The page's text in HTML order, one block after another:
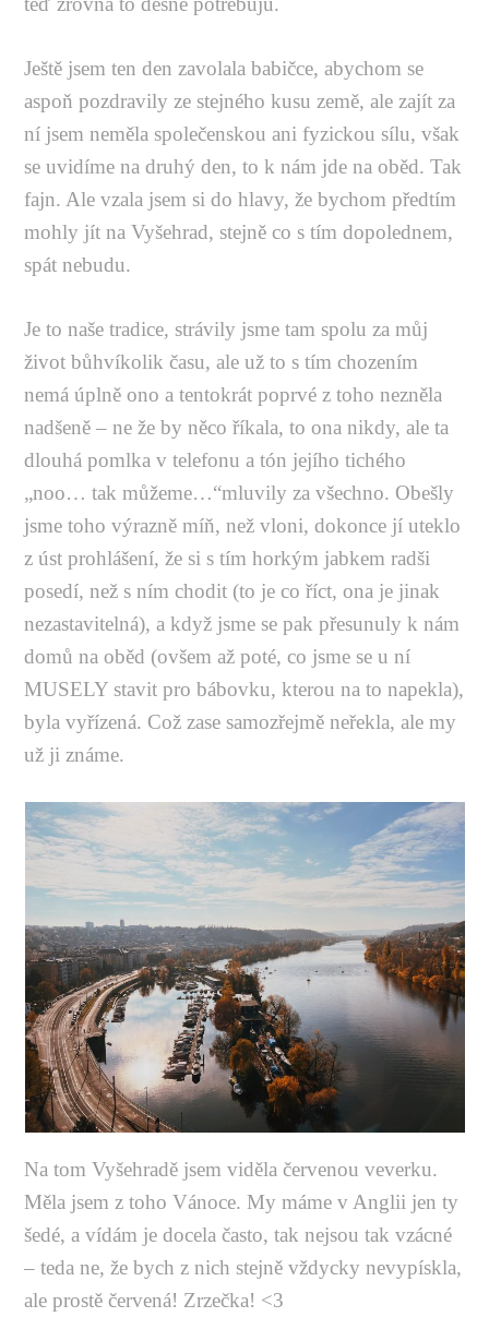
Ještě jsem ten den zavolala babičce, abychom se
aspoň pozdravily ze stejného kusu země, ale zajít za
ní jsem neměla společenskou ani fyzickou sílu, však
se uvidíme na druhý den, to k nám jde na oběd. Tak
fajn. Ale vzala jsem si do hlavy, že bychom předtím
mohly jít na Vyšehrad, stejně co s tím dopolednem,
spát nebudu.
Je to naše tradice, strávily jsme tam spolu za můj
život bůhvíkolik času, ale už to s tím chozením
nemá úplně ono a tentokrát poprvé z toho nezněla
nadšeně – ne že by něco říkala, to ona nikdy, ale ta
dlouhá pomlka v telefonu a tón jejího tichého
„noo… tak můžeme…“mluvily za všechno. Obešly
jsme toho výrazně míň, než vloni, dokonce jí uteklo
z úst prohlášení, že si s tím horkým jabkem radši
posedí, než s ním chodit (to je co říct, ona je jinak
nezastavitelná), a když jsme se pak přesunuly k nám
domů na oběd (ovšem až poté, co jsme se u ní
MUSELY stavit pro bábovku, kterou na to napekla),
byla vyřízená. Což zase samozřejmě neřekla, ale my
už ji známe.
Na tom Vyšehradě jsem viděla červenou veverku.
Měla jsem z toho Vánoce. My máme v Anglii jen ty
šedé, a vídám je docela často, tak nejsou tak vzácné
– teda ne, že bych z nich stejně vždycky nevypískla,
ale prostě červená! Zrzečka! <3